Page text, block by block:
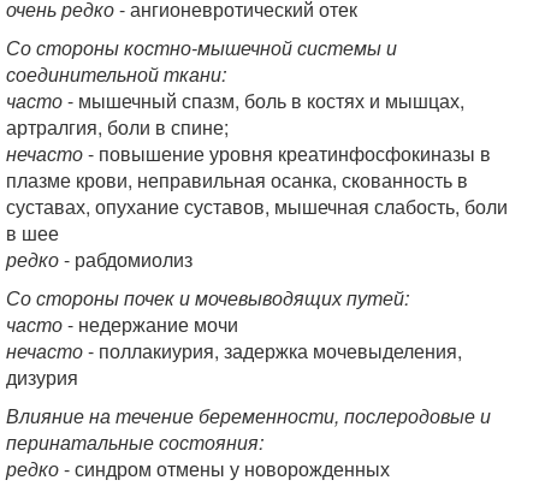
очень редко- ангионевротический отек
Со стороны костно-мышечной системы и
соединительной ткани:
часто- мышечный спазм, боль в костях и мышцах,
артралгия, боли в спине;
нечасто- повышение уровня креатинфосфокиназы в
плазме крови, неправильная осанка, скованность в
суставах, опухание суставов, мышечная слабость, боли
в шее
редко- рабдомиолиз
Со стороны почек и мочевыводящих путей:
часто- недержание мочи
нечасто- поллакиурия, задержка мочевыделения,
дизурия
Влияние на течение беременности, послеродовые и
перинатальные состояния:
редко- синдром отмены у новорожденных